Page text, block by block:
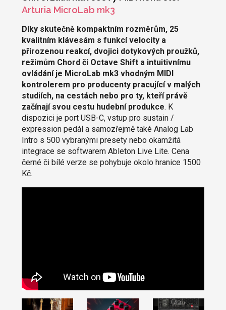
Arturia MicroLab mk3
Díky skutečně kompaktním rozměrům, 25
kvalitním klávesám s funkcí velocity a
přirozenou reakcí, dvojici dotykových proužků,
režimům Chord či Octave Shift a intuitivnímu
ovládání je MicroLab mk3 vhodným MIDI
kontrolerem pro producenty pracující v malých
studiích, na cestách nebo pro ty, kteří právě
začínají svou cestu hudební produkce. K
dispozici je port USB-C, vstup pro sustain /
expression pedál a samozřejmě také Analog Lab
Intro s 500 vybranými presety nebo okamžitá
integrace se softwarem Ableton Live Lite. Cena
černé či bílé verze se pohybuje okolo hranice 1500
Kč.